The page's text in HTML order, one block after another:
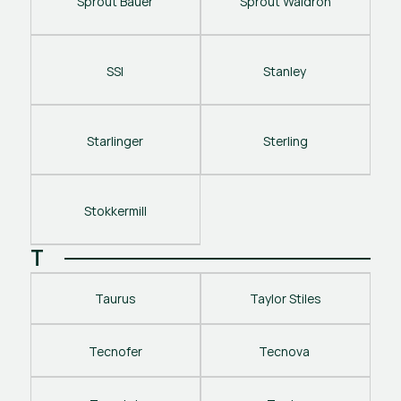
SSI Stanley
Starlinger Sterling
Stokkermill
T
Taurus Taylor Stiles
Tecnofer Tecnova